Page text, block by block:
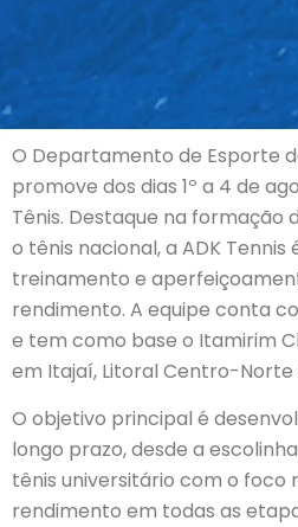
O Departamento de Esporte
promove dos dias 1º a 4 de
Tênis. Destaque na formação
o tênis nacional, a ADK
treinamento e
rendimento. A equipe conta
e tem como base o Itamirim
em Itajaí, Litoral Centro-Norte
O objetivo principal é
longo prazo, desde a
tênis universitário com o foco
rendimento em todas as